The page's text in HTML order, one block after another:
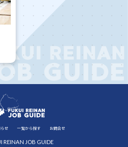
らせ 一覧から探す お問合せ
REINAN JOB GUIDE